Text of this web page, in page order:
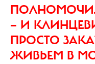
— И
ПРОСТО
ЖИВЬЕМ В